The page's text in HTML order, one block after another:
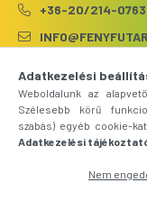
+36-20/214-0763
Adatkezelési
Weboldalunk az
Szélesebb körű
szabás) egyéb cookie-
Adatkezelési
Nem